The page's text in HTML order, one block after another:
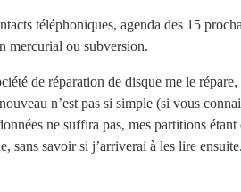
téléphoniques, agenda des 15
mercurial ou subversion.
de réparation de disque me le répare,
n’est pas si simple (si vous
ne suffira pas, mes partitions étant
savoir si j’arriverai à les lire